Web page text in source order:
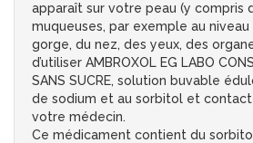
apparaît sur votre peau (y compris
muqueuses, par exemple au
gorge, du nez, des yeux, des
d’utiliser AMBROXOL EG LABO
SANS SUCRE, solution buvable
de sodium et au sorbitol et
votre médecin.
Ce médicament contient du